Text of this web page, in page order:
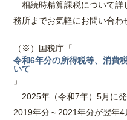
相続時精算課税について詳
務所までお気軽にお問い合わ
（※）国税庁「
令和6年分の所得税等、消費
いて
」
2025年（令和7年）5月に
2019年分～2021年分が翌年